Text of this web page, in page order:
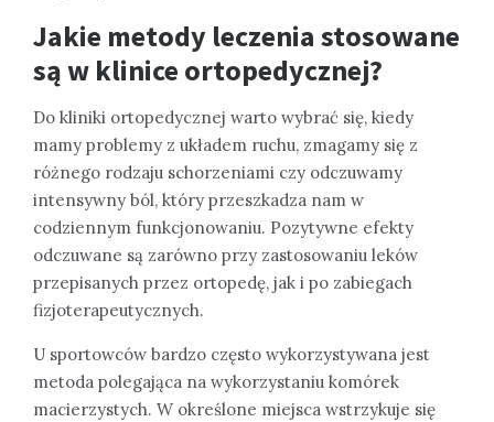
Jakie metody leczenia stosowane
są w klinice ortopedycznej?
Do kliniki ortopedycznej warto wybrać się, kiedy
mamy problemy z układem ruchu, zmagamy się z
różnego rodzaju schorzeniami czy odczuwamy
intensywny ból, który przeszkadza nam w
codziennym funkcjonowaniu. Pozytywne efekty
odczuwane są zarówno przy zastosowaniu leków
przepisanych przez ortopedę, jak i po zabiegach
fizjoterapeutycznych.
U sportowców bardzo często wykorzystywana jest
metoda polegająca na wykorzystaniu komórek
macierzystych. W określone miejsca wstrzykuje się